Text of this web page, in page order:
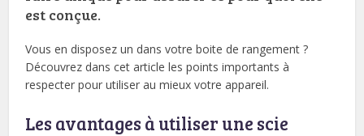
est conçue.
Vous en disposez un dans votre boite de rangement ?
Découvrez dans cet article les points importants à
respecter pour utiliser au mieux votre appareil.
Les avantages à utiliser une scie